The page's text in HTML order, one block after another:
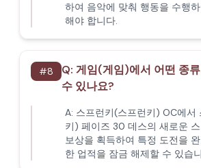
하여 음악에 맞춰 행동을 수행
해야 합니다.
#8 Q: 게임(게임)에서 어떤 종
수 있나요?
A: 스프런키(스프런키) OC에서
키) 페이즈 30 데스의 새로운
보상을 획득하여 특정 도전을
한 업적을 잠금 해제할 수 있습